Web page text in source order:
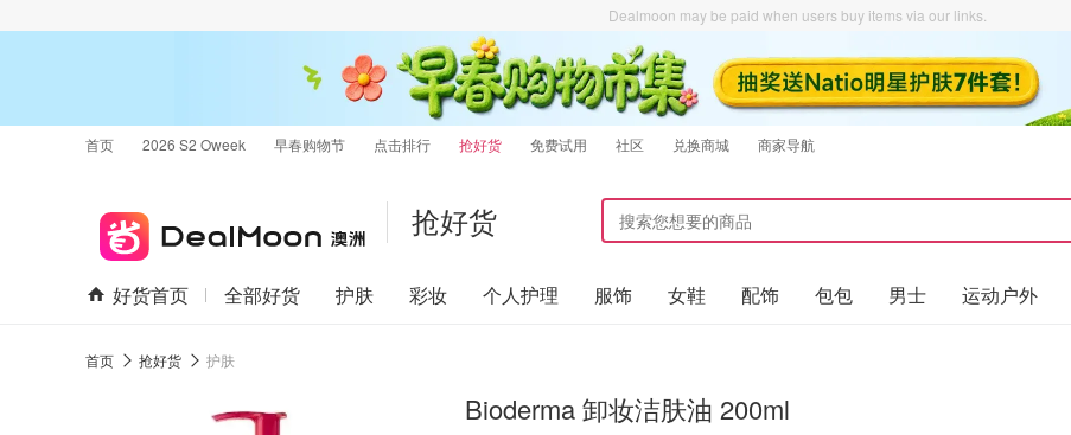
Dealmoon may be paid when users buy items via our links.
首页 2026 S2 Oweek 早春购物节 点击排行 抢好货 免费试用 社区 兑换商城 商家导航
抢好货
好货首页 全部好货 护肤 彩妆 个人护理 服饰 女鞋 配饰 包包 男士 运动户外
首页 抢好货 护肤
Bioderma 卸妆洁肤油 200ml